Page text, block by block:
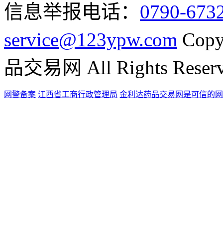
信息举报电话： 0790-
service@123ypw.com
品交易网 All Rights
网警备案 江西省工商行政管理局 金利达药品交易网是可信的